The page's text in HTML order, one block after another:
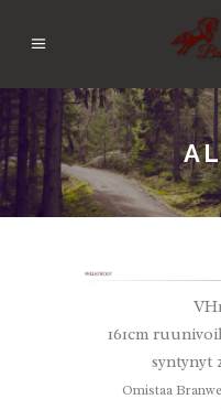
161cm
syntynyt
Omistaa